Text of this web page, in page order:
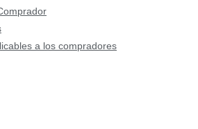
a los compradores